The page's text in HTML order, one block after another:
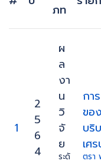
ภท
1
2
5
6
4
ผ
ล
งา
น
วิ
จั
ย
ระดั
กา
ขอ
บริ
เศ
ตรา